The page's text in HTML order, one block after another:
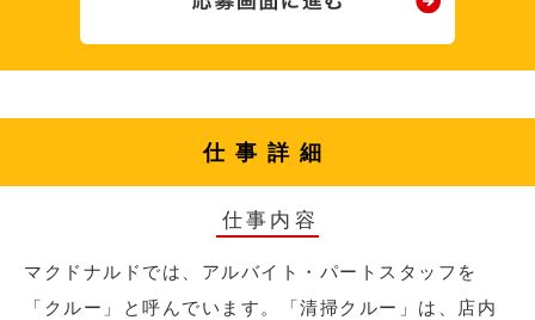
仕事詳細
仕事内容
マクドナルドでは、アルバイト・パートスタッフを
「クルー」と呼んでいます。「清掃クルー」は、店内